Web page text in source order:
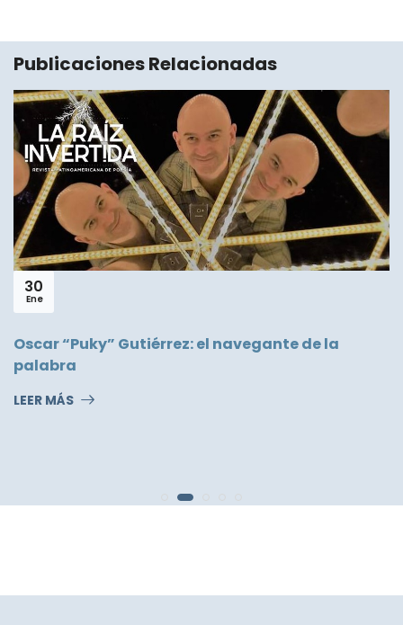
Publicaciones Relacionadas